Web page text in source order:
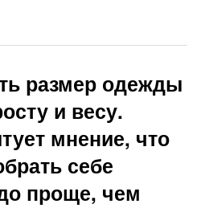
размер одежды
и весу.
мнение, что
себе
проще, чем